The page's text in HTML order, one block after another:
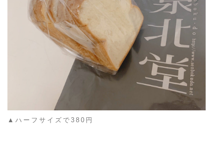
▲ハーフサイズで380円